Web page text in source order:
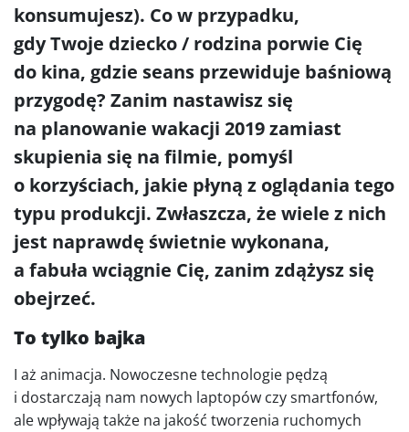
konsumujesz). Co w przypadku,
gdy Twoje dziecko / rodzina porwie Cię
do kina, gdzie seans przewiduje baśniową
przygodę? Zanim nastawisz się
na planowanie wakacji 2019 zamiast
skupienia się na filmie, pomyśl
o korzyściach, jakie płyną z oglądania tego
typu produkcji. Zwłaszcza, że wiele z nich
jest naprawdę świetnie wykonana,
a fabuła wciągnie Cię, zanim zdążysz się
obejrzeć.
To tylko bajka
I aż animacja. Nowoczesne technologie pędzą
i dostarczają nam nowych laptopów czy smartfonów,
ale wpływają także na jakość tworzenia ruchomych